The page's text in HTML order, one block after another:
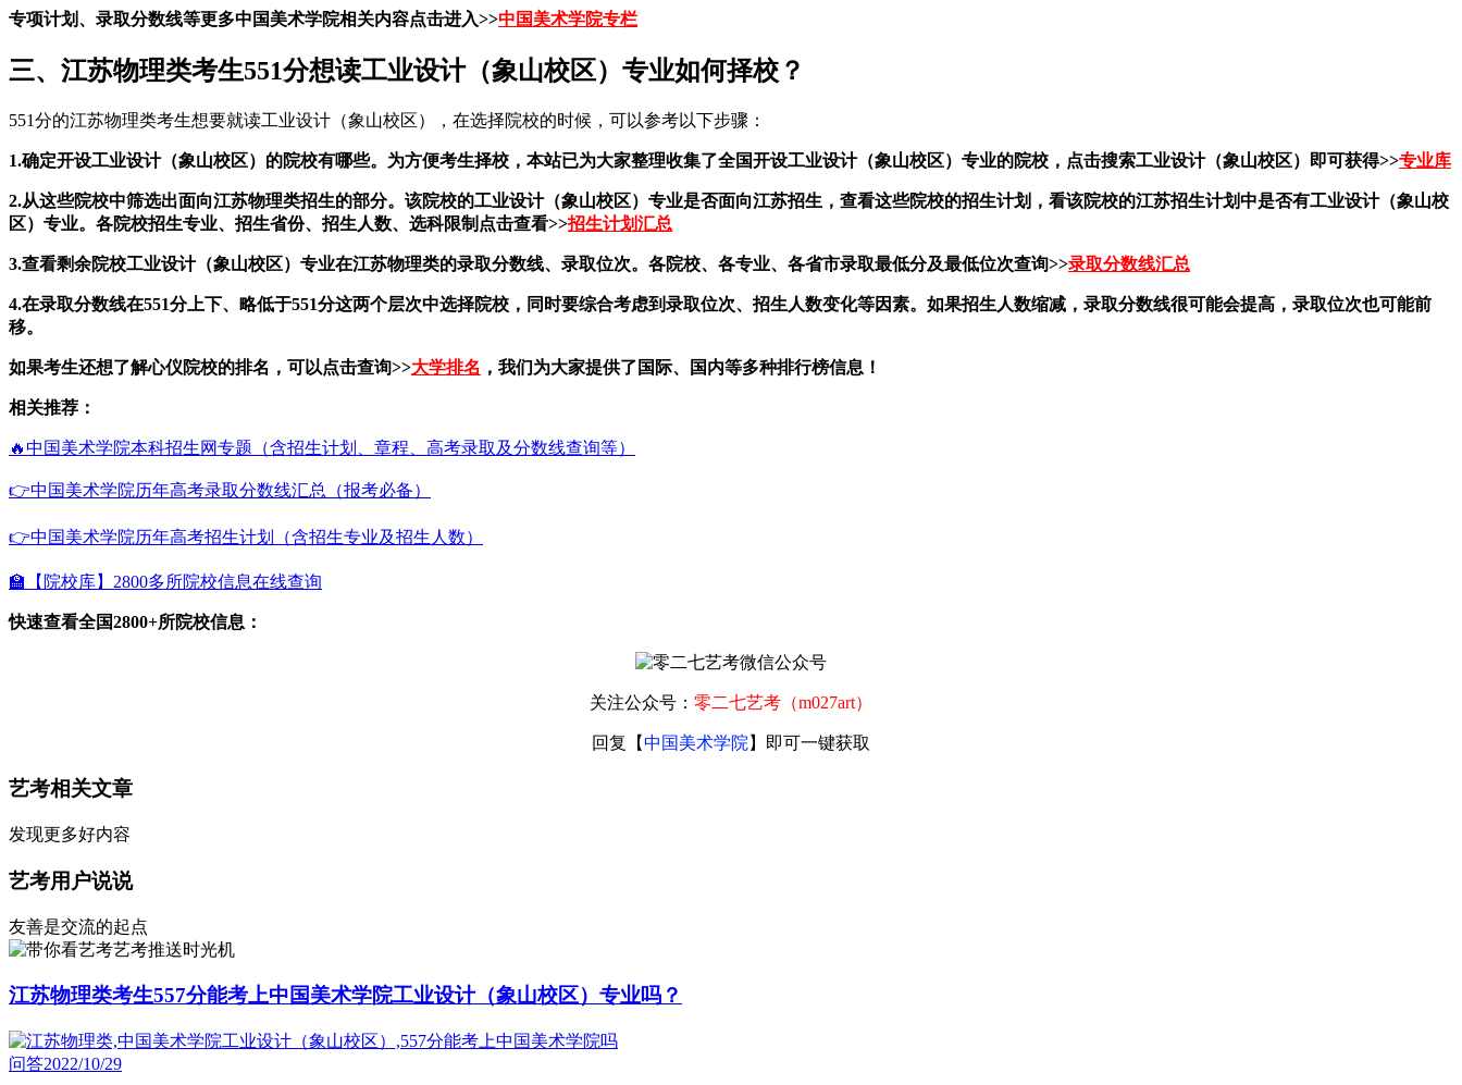
专项计划、录取分数线等更多中国美术学院相关内容点击进入>>中国美术学院专栏
三、江苏物理类考生551分想读工业设计（象山校区）专业如何择校？
551分的江苏物理类考生想要就读工业设计（象山校区），在选择院校的时候，可以参考以下步骤：
1.确定开设工业设计（象山校区）的院校有哪些。为方便考生择校，本站已为大家整理收集了全国开设工业设计（象山校区）专业的院校，点击搜索工业设计（象山校区）即可获得>>专业库
2.从这些院校中筛选出面向江苏物理类招生的部分。该院校的工业设计（象山校区）专业是否面向江苏招生，查看这些院校的招生计划，看该院校的江苏招生计划中是否有工业设计（象山校
区）专业。各院校招生专业、招生省份、招生人数、选科限制点击查看>>招生计划汇总
3.查看剩余院校工业设计（象山校区）专业在江苏物理类的录取分数线、录取位次。各院校、各专业、各省市录取最低分及最低位次查询>>录取分数线汇总
4.在录取分数线在551分上下、略低于551分这两个层次中选择院校，同时要综合考虑到录取位次、招生人数变化等因素。如果招生人数缩减，录取分数线很可能会提高，录取位次也可能前
移。
如果考生还想了解心仪院校的排名，可以点击查询>>大学排名 ，我们为大家提供了国际、国内等多种排行榜信息！
相关推荐：
🔥中国美术学院本科招生网专题（含招生计划、章程、高考录取及分数线查询等）
👉中国美术学院历年高考录取分数线汇总（报考必备）
👉中国美术学院历年高考招生计划（含招生专业及招生人数）
🏫【院校库】2800多所院校信息在线查询
快速查看全国2800+所院校信息：
关注公众号： 零二七艺考（m027art）
回复【中国美术学院 】即可一键获取
艺考相关文章
发现更多好内容
艺考用户说说
友善是交流的起点
艺考推送时光机
江苏物理类考生557分能考上中国美术学院工业设计（象山校区）专业吗？
问答2022/10/29